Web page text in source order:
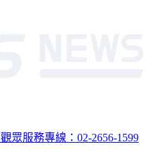
觀眾服務專線：02-2656-1599